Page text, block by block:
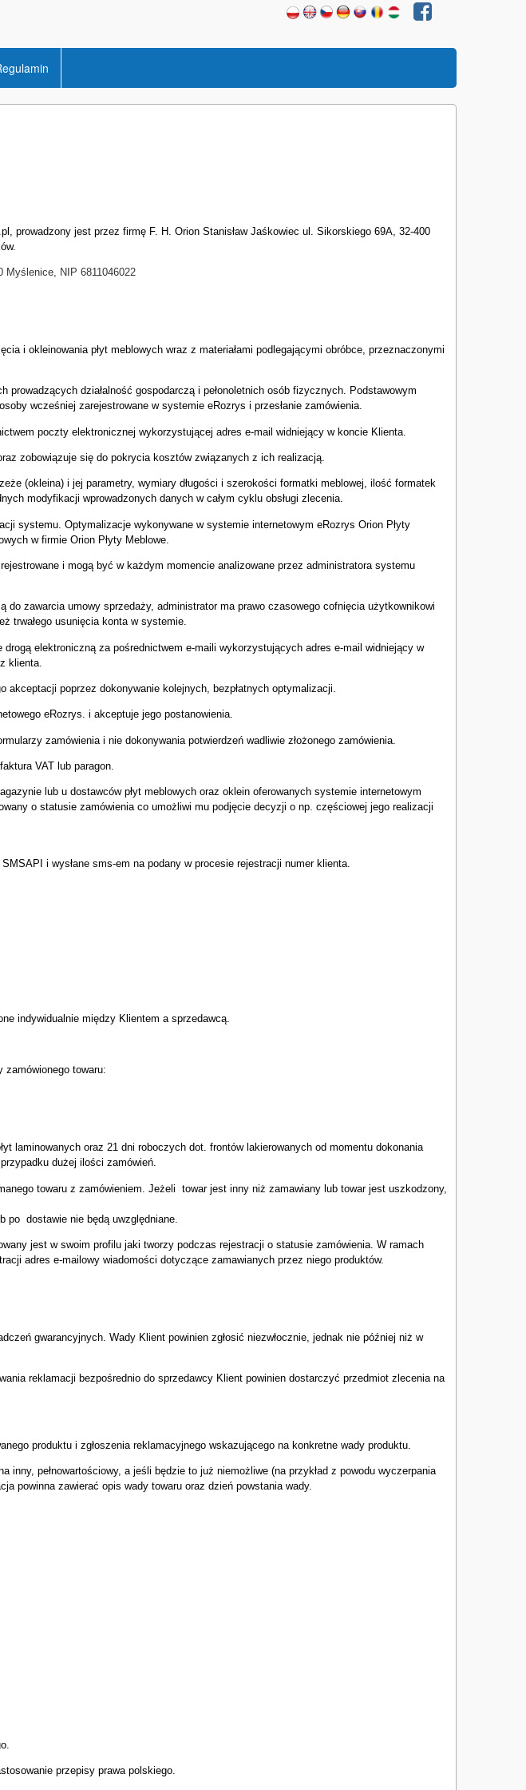
prowadzony jest przez firmę F. H. Orion Stanisław Jaśkowiec ul. Sikorskiego 69A, 32-400
Myślenice, NIP 6811046022
i okleinowania płyt meblowych wraz z materiałami podlegającymi obróbce, przeznaczonymi
działalność gospodarczą i pełonoletnich osób fizycznych. Podstawowym
wcześniej zarejestrowane w systemie eRozrys i przesłanie zamówienia.
poczty elektronicznej wykorzystującej adres e-mail widniejący w koncie Klienta.
zobowiązuje się do pokrycia kosztów związanych z ich realizacją.
(okleina) i jej parametry, wymiary długości i szerokości formatki meblowej, ilość formatek
modyfikacji wprowadzonych danych w całym cyklu obsługi zlecenia.
systemu. Optymalizacje wykonywane w systemie internetowym eRozrys Orion Płyty
w firmie Orion Płyty Meblowe.
i mogą być w każdym momencie analizowane przez administratora systemu
zawarcia umowy sprzedaży, administrator ma prawo czasowego cofnięcia użytkownikowi
trwałego usunięcia konta w systemie.
elektroniczną za pośrednictwem e-maili wykorzystujących adres e-mail widniejący w
klienta.
poprzez dokonywanie kolejnych, bezpłatnych optymalizacji.
eRozrys. i akceptuje jego postanowienia.
zamówienia i nie dokonywania potwierdzeń wadliwie złożonego zamówienia.
VAT lub paragon.
lub u dostawców płyt meblowych oraz oklein oferowanych systemie internetowym
o statusie zamówienia co umożliwi mu podjęcie decyzji o np. częściowej jego realizacji
i wysłane sms-em na podany w procesie rejestracji numer klienta.
indywidualnie między Klientem a sprzedawcą.
towaru:
laminowanych oraz 21 dni roboczych dot. frontów lakierowanych od momentu dokonania
dużej ilości zamówień.
towaru z zamówieniem. Jeżeli towar jest inny niż zamawiany lub towar jest uszkodzony,
po dostawie nie będą uwzględniane.
jest w swoim profilu jaki tworzy podczas rejestracji o statusie zamówienia. W ramach
adres e-mailowy wiadomości dotyczące zamawianych przez niego produktów.
gwarancyjnych. Wady Klient powinien zgłosić niezwłocznie, jednak nie później niż w
reklamacji bezpośrednio do sprzedawcy Klient powinien dostarczyć przedmiot zlecenia na
produktu i zgłoszenia reklamacyjnego wskazującego na konkretne wady produktu.
pełnowartościowy, a jeśli będzie to już niemożliwe (na przykład z powodu wyczerpania
powinna zawierać opis wady towaru oraz dzień powstania wady.
przepisy prawa polskiego.